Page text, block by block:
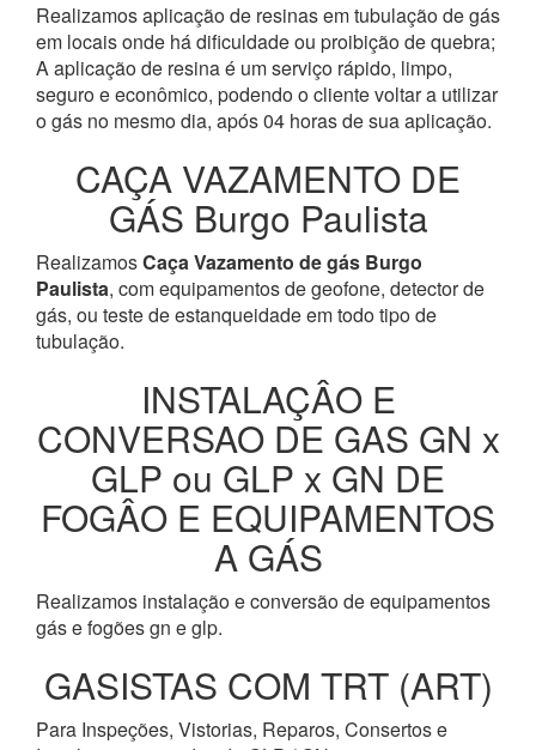
Realizamos aplicação de resinas em tubulação de gás
em locais onde há dificuldade ou proibição de quebra;
A aplicação de resina é um serviço rápido, limpo,
seguro e econômico, podendo o cliente voltar a utilizar
o gás no mesmo dia, após 04 horas de sua aplicação.
CAÇA VAZAMENTO DE
GÁS Burgo Paulista
RealizamosCaça Vazamento de gás Burgo
Paulista, com equipamentos de geofone, detector de
gás, ou teste de estanqueidade em todo tipo de
tubulação.
INSTALAÇÂO E
CONVERSAO DE GAS GN x
GLP ou GLP x GN DE
FOGÂO E EQUIPAMENTOS
A GÁS
Realizamos instalação e conversão de equipamentos
gás e fogões gn e glp.
GASISTAS COM TRT (ART)
Para Inspeções, Vistorias, Reparos, Consertos e